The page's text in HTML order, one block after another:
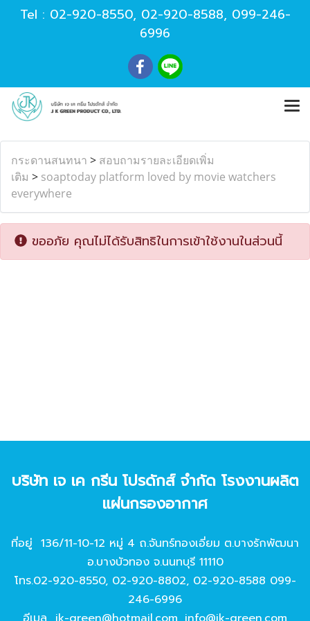
Tel : 02-920-8550, 02-920-8588, 099-246-
6996
กระดานสนทนา > สอบถามรายละเอียดเพิ่ม
เติม > soaptoday platform loved by movie watchers
everywhere
ขออภัย คุณไม่ได้รับสิทธิในการเข้าใช้งานในส่วนนี้
บริษัท เจ เค กรีน โปรดักส์ จํากัด โรงงานผลิต
แผ่นกรองอากาศ
ที่อยู่ 136/11-10-12 หมู่ 4 ถ.จันทร์ทองเอี่ยม ต.บางรักพัฒนา
อ.บางบัวทอง จ.นนทบุรี 11110
โทร.02-920-8550, 02-920-8802, 02-920-8588 099-
246-6996